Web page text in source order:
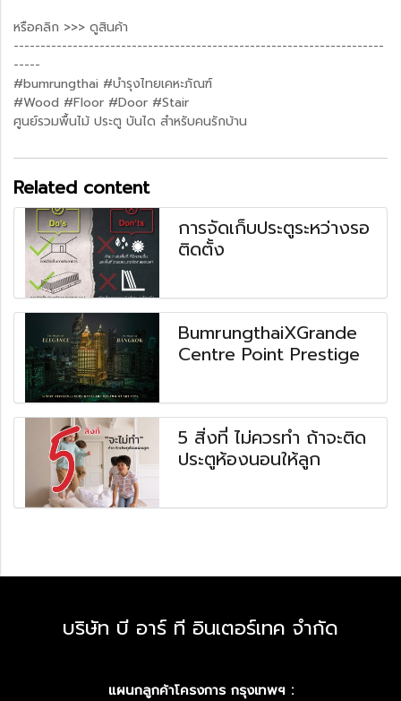
หรือคลิก >>> ดูสินค้า
---------------------------------------------------------------------
-----
‪#‎bumrungthai‬ ‪#‎บำรุงไทยเคหะภัณฑ์
‪#‎Wood‬ ‪#‎Floor‬ ‪#‎Door‬ ‪#‎Stair‬
ศูนย์รวมพื้นไม้ ประตู บันได สำหรับคนรักบ้าน
Related content
การจัดเก็บประตูระหว่างรอ
ติดตั้ง
BumrungthaiXGrande
Centre Point Prestige
5 สิ่งที่ ไม่ควรทำ ถ้าจะติด
ประตูห้องนอนให้ลูก
บริษัท บี อาร์ ที อินเตอร์เทค จำกัด
แผนกลูกค้าโครงการ กรุงเทพฯ :